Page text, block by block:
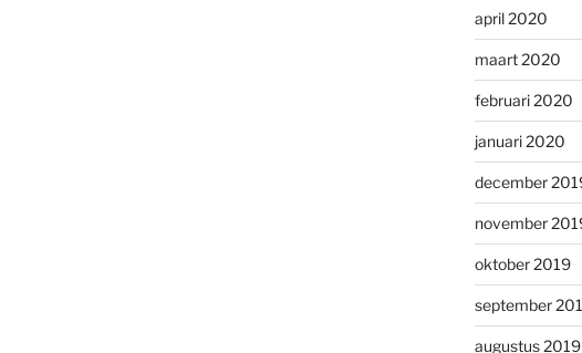
april 2020
maart 2020
februari 2020
januari 2020
december
november
oktober 2019
september
augustus 2019